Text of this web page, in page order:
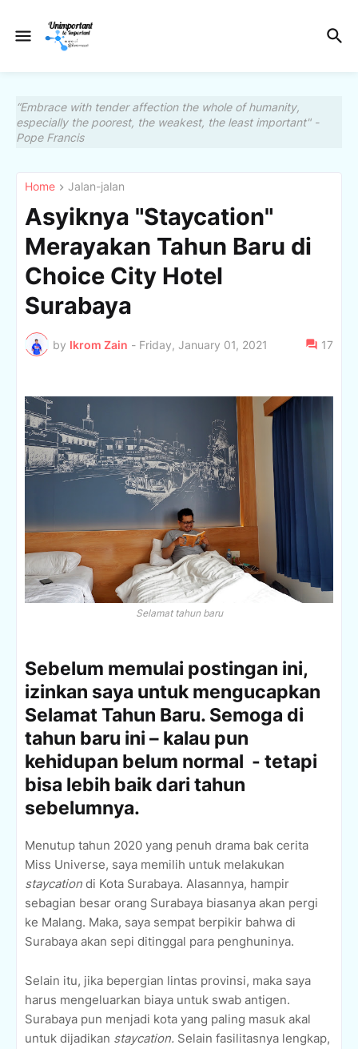
“Embrace with tender affection the whole of humanity,
especially the poorest, the weakest, the least important" -
Pope Francis
Home Jalan-jalan
Asyiknya "Staycation"
Merayakan Tahun Baru di
Choice City Hotel
Surabaya
by Ikrom Zain - Friday, January 01, 2021 17
Selamat tahun baru
Sebelum memulai postingan ini,
izinkan saya untuk mengucapkan
Selamat Tahun Baru. Semoga di
tahun baru ini – kalau pun
kehidupan belum normal - tetapi
bisa lebih baik dari tahun
sebelumnya.
Menutup tahun 2020 yang penuh drama bak cerita
Miss Universe, saya memilih untuk melakukan
staycation di Kota Surabaya. Alasannya, hampir
sebagian besar orang Surabaya biasanya akan pergi
ke Malang. Maka, saya sempat berpikir bahwa di
Surabaya akan sepi ditinggal para penghuninya.
Selain itu, jika bepergian lintas provinsi, maka saya
harus mengeluarkan biaya untuk swab antigen.
Surabaya pun menjadi kota yang paling masuk akal
untuk dijadikan staycation. Selain fasilitasnya lengkap,